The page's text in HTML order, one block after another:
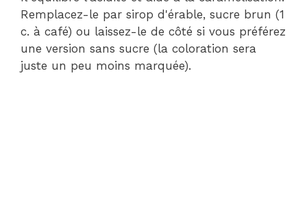
Remplacez-le par sirop d'érable, sucre brun (1
c. à café) ou laissez-le de côté si vous préférez
une version sans sucre (la coloration sera
juste un peu moins marquée).